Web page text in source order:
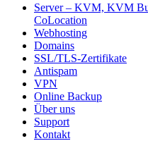
Server – KVM, KVM
CoLocation
Webhosting
Domains
SSL/TLS-Zertifikate
Antispam
VPN
Online Backup
Über uns
Support
Kontakt